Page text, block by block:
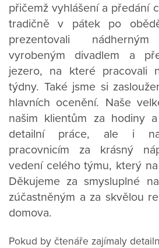
přičemž vyhlášení a předání
tradičně v pátek po
prezentovali
vyrobeným divadlem a
jezero, na které pracovali
týdny. Také jsme si
hlavních ocenění. Naše
našim klientům za hodiny
detailní práce, ale i
pracovnicím za krásný
vedení celého týmu, který
Děkujeme za smysluplné
zúčastněným a za skvělou
domova.
Pokud by čtenáře zajímaly